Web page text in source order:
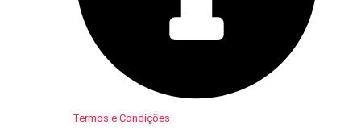
Termos e Condições